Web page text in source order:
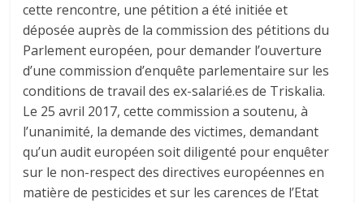
cette rencontre, une pétition a été initiée et
déposée auprès de la commission des pétitions du
Parlement européen, pour demander l’ouverture
d’une commission d’enquête parlementaire sur les
conditions de travail des ex-salarié.es de Triskalia.
Le 25 avril 2017, cette commission a soutenu, à
l’unanimité, la demande des victimes, demandant
qu’un audit européen soit diligenté pour enquêter
sur le non-respect des directives européennes en
matière de pesticides et sur les carences de l’Etat